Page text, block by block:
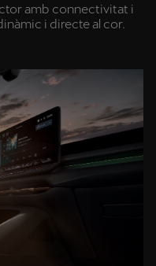
amb connectivitat i
i directe al cor.